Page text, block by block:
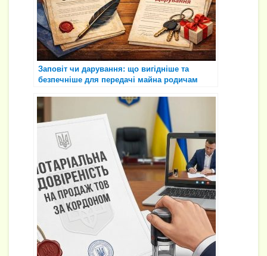
Заповіт чи дарування: що вигідніше та
безпечніше для передачі майна родичам